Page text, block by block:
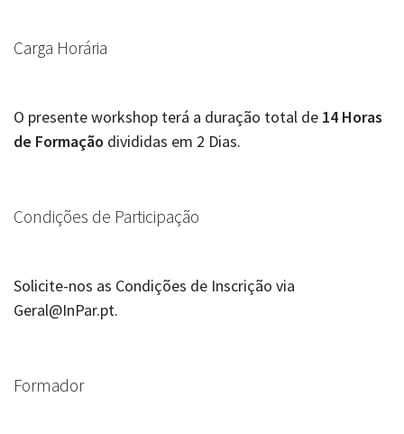
Carga Horária
O presente workshop terá a duração total de 14 Horas
de Formação divididas em 2 Dias.
Condições de Participação
Solicite-nos as Condições de Inscrição via
Geral@InPar.pt.
Formador